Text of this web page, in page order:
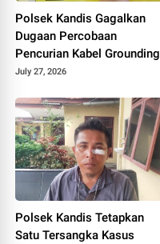
Polsek Kandis Gagalkan
Dugaan Percobaan
Pencurian Kabel Grounding
PLN, Dua Terduga Pelaku
July 27, 2026
Polsek Kandis Tetapkan
Satu Tersangka Kasus